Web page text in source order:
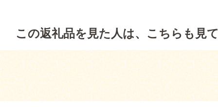
この返礼品を見た人は、こちらも見